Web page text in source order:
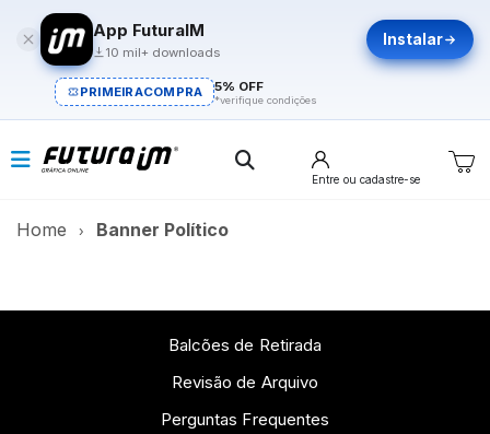
App FuturaIM
10 mil+ downloads
Instalar
PRIMEIRACOMPRA 5% OFF
*verifique condições
Entre ou cadastre-se
Home Banner Político
Balcões de Retirada
Revisão de Arquivo
Perguntas Frequentes